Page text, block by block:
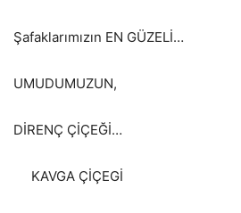
Şafaklarımızın EN GÜZELİ…
DİRENÇ ÇİÇEĞİ…
KAVGA ÇİÇEGİ